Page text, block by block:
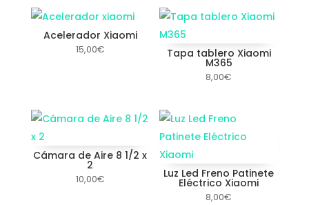
Acelerador Xiaomi
15,00€ Tapa tablero Xiaomi
M365
8,00€
Cámara de Aire 8 1/2 x
2
10,00€ Luz Led Freno Patinete
Eléctrico Xiaomi
8,00€